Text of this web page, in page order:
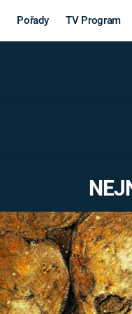
Pořady TV Program
STAROVĚKÝ EGYPT
Výročí